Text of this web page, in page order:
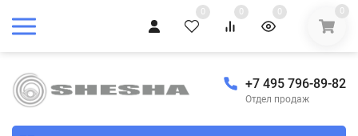
0 0 0 0
+7 495 796-89-82
Отдел продаж